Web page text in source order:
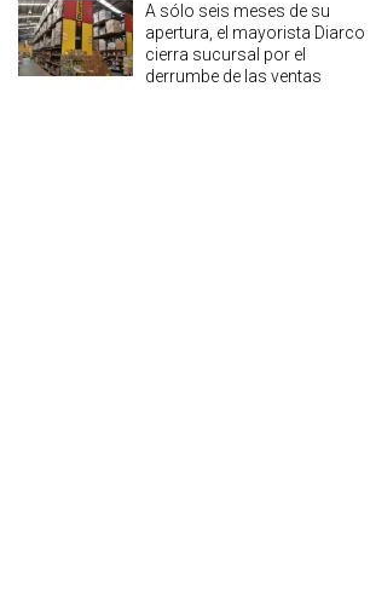
A sólo seis meses de su
apertura, el mayorista Diarco
cierra sucursal por el
derrumbe de las ventas